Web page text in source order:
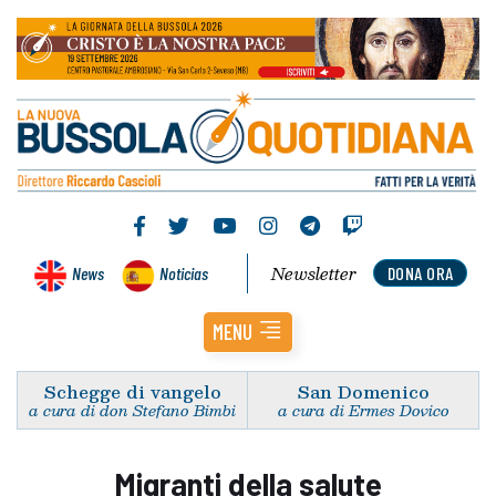
News Noticias DONA ORA
Newsletter
MENU
Schegge di vangelo
a cura di don Stefano Bimbi
San Domenico
a cura di Ermes Dovico
Migranti della salute